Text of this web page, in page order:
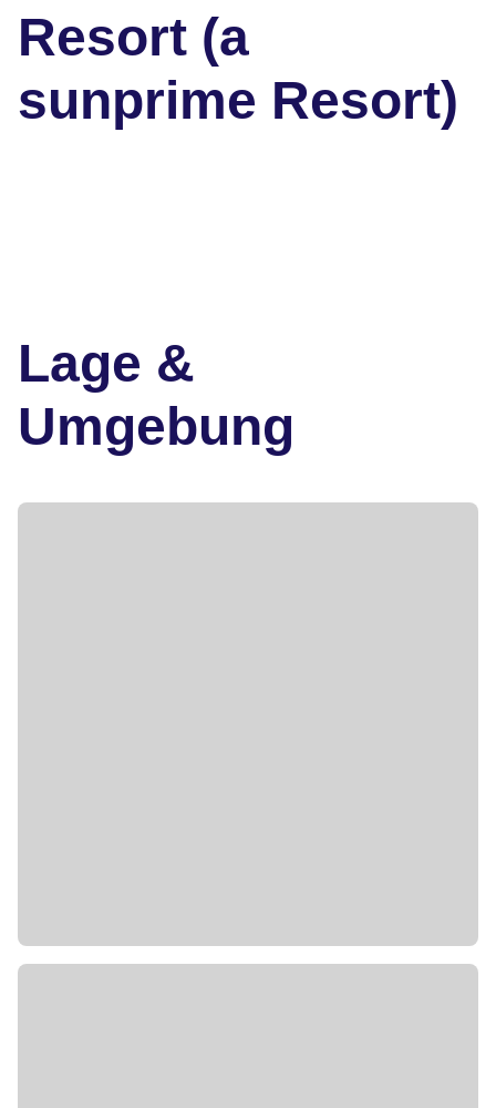
Resort (a
sunprime Resort)
Lage &
Umgebung